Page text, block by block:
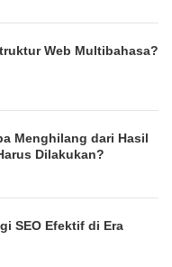
Web Multibahasa?
Menghilang dari Hasil
Dilakukan?
SEO Efektif di Era